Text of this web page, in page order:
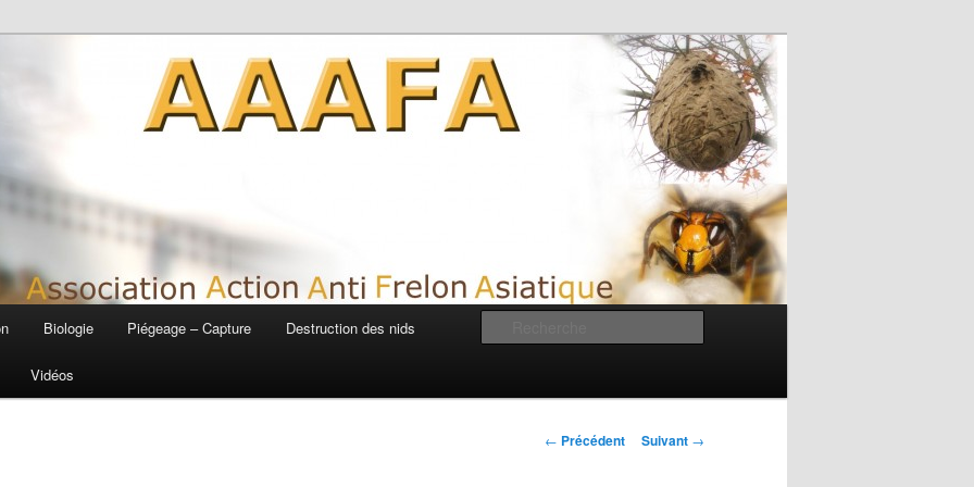
Biologie Piégeage – Capture Destruction des nids
Vidéos
Navigation des
← Précédent Suivant →